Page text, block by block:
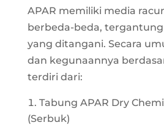
APAR memiliki media
berbeda-beda,
yang ditangani. Secara
dan kegunaannya
terdiri dari:
Tabung APAR Dry
(Serbuk)